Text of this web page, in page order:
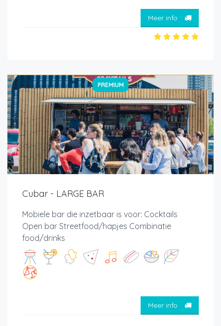
Meer info
PREMIUM
Cubar - LARGE BAR
Mobiele bar die inzetbaar is voor: Cocktails
Open bar Streetfood/hapjes Combinatie
food/drinks
Meer info